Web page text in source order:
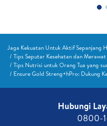
Jaga Kekuatan Untuk Aktif Sepanjang
Tips Seputar Kesehatan dan Merawat
Tips Nutrisi untuk Orang Tua yang
Ensure Gold Streng+hPro: Dukung
Hubungi
0800-